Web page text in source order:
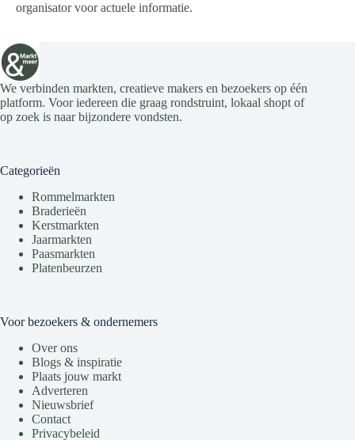
organisator voor actuele informatie.
We verbinden markten, creatieve makers en bezoekers op één
platform. Voor iedereen die graag rondstruint, lokaal shopt of
op zoek is naar bijzondere vondsten.
Categorieën
Rommelmarkten
Braderieën
Kerstmarkten
Jaarmarkten
Paasmarkten
Platenbeurzen
Voor bezoekers & ondernemers
Over ons
Blogs & inspiratie
Plaats jouw markt
Adverteren
Nieuwsbrief
Contact
Privacybeleid